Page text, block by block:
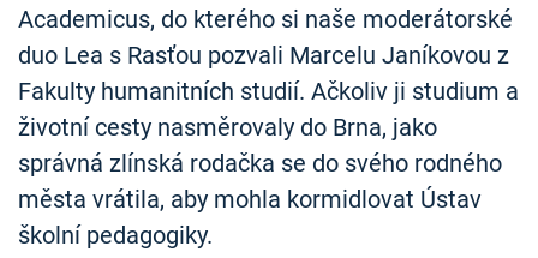
Academicus, do kterého si naše moderátorské
duo Lea s Rasťou pozvali Marcelu Janíkovou z
Fakulty humanitních studií. Ačkoliv ji studium a
životní cesty nasměrovaly do Brna, jako
správná zlínská rodačka se do svého rodného
města vrátila, aby mohla kormidlovat Ústav
školní pedagogiky.